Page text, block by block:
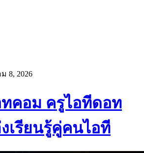
8, 2026
ครูไอทีดอท
เรียนรู้คู่คนไอที